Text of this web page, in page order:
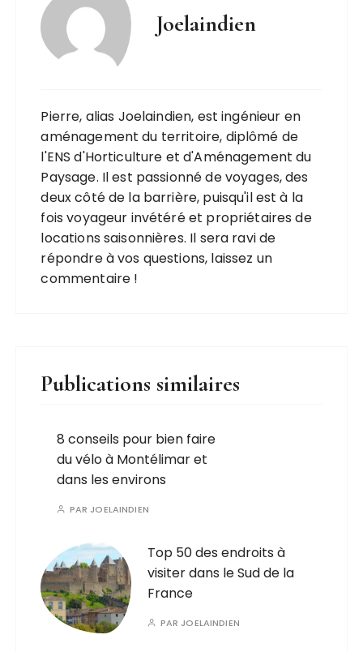
Joelaindien
Pierre, alias Joelaindien, est ingénieur en
aménagement du territoire, diplômé de
l'ENS d'Horticulture et d'Aménagement du
Paysage. Il est passionné de voyages, des
deux côté de la barrière, puisqu'il est à la
fois voyageur invétéré et propriétaires de
locations saisonnières. Il sera ravi de
répondre à vos questions, laissez un
commentaire !
Publications similaires
8 conseils pour bien faire
du vélo à Montélimar et
dans les environs
PAR JOELAINDIEN
Top 50 des endroits à
visiter dans le Sud de la
France
PAR JOELAINDIEN